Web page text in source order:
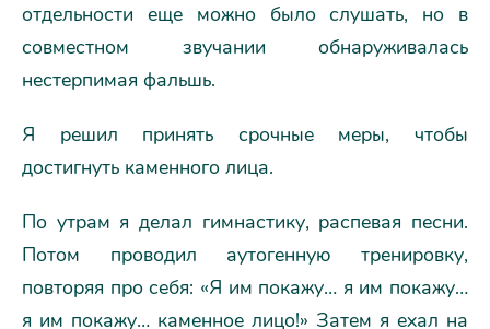
отдельности еще можно было слушать, но в
совместном звучании обнаруживалась
нестерпимая фальшь.
Я решил принять срочные меры, чтобы
достигнуть каменного лица.
По утрам я делал гимнастику, распевая песни.
Потом проводил аутогенную тренировку,
повторяя про себя: «Я им покажу… я им покажу…
я им покажу… каменное лицо!» Затем я ехал на